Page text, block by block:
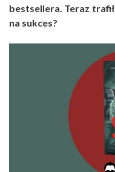
bestsellera. Teraz
na sukces?